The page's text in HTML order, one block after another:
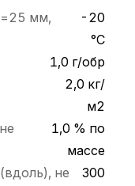
мм,
-20
°С
1,0 г/обр
2,0 кг/
м2
1,0 % по
массе
не
300